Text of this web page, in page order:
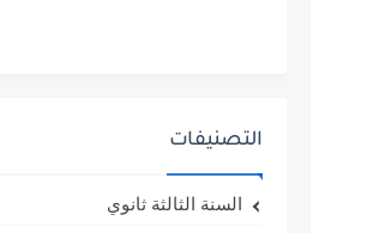
التصنيفات
السنة الثالثة ثانوي